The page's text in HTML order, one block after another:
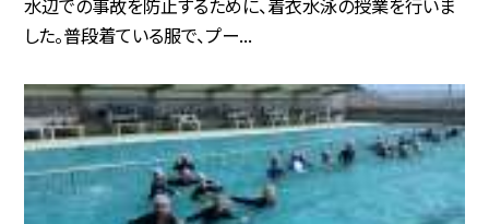
した。普段着ている服で、プー...